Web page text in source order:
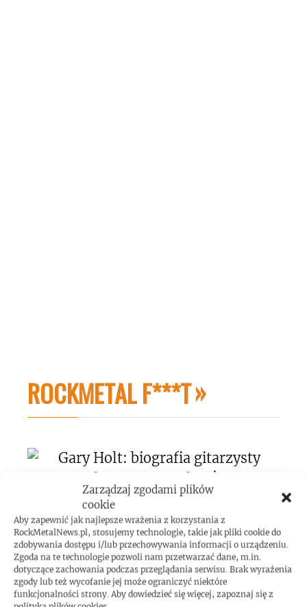
Zarządzaj zgodami plików
cookie
Aby zapewnić jak najlepsze wrażenia z korzystania z
RockMetalNews.pl, stosujemy technologie, takie jak pliki cookie do
zdobywania dostępu i/lub przechowywania informacji o urządzeniu.
Zgoda na te technologie pozwoli nam przetwarzać dane, m.in.
dotyczące zachowania podczas przeglądania serwisu. Brak wyrażenia
zgody lub też wycofanie jej może ograniczyć niektóre
funkcjonalności strony. Aby dowiedzieć się więcej, zapoznaj się z
ROCKMETAL F***T
Gary Holt: biografia gitarzysty dostępna w
Polsce!